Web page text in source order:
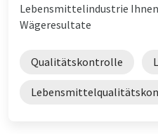
Lebensmittelindustrie
Wägeresultate
Qualitätskontrolle